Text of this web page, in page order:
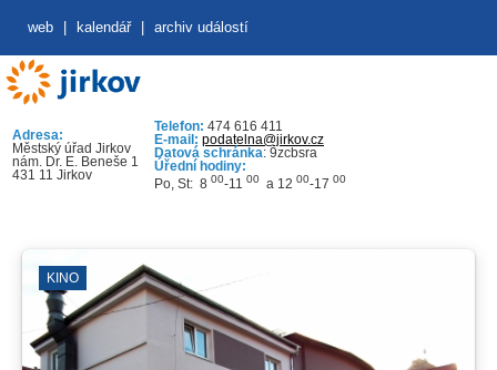
web kalendář archiv událostí
Adresa:
Městský úřad Jirkov
nám. Dr. E. Beneše 1
431 11 Jirkov
Telefon: 474 616 411
E-mail: podatelna@jirkov.cz
Datová schránka: 9zcbsra
Úřední hodiny:
Po, St: 8 00-11 00 a 12 00-17 00
KINO